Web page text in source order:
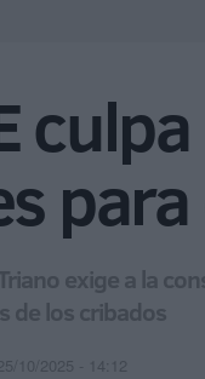
exige a la
de los cribados
10/2025 - 14:12